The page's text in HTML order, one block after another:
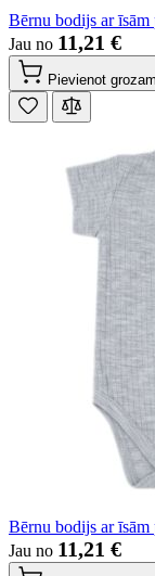
Bērnu bodijs ar
Jau no 11,21 €
Pievienot grozam
Bērnu bodijs ar
Jau no 11,21 €